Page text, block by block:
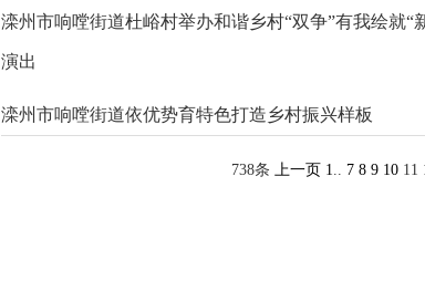
滦州市响嘡街道杜峪村举办和谐乡村“双争”有我绘就“
演出
滦州市响嘡街道依优势育特色打造乡村振兴样板
738条 上一页 1.. 7 8 9 10 11